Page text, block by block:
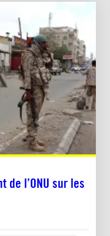
l’ONU sur les